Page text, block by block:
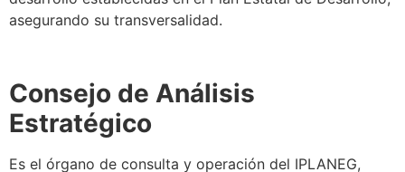
asegurando su transversalidad.
Consejo de Análisis
Estratégico
Es el órgano de consulta y operación del IPLANEG,